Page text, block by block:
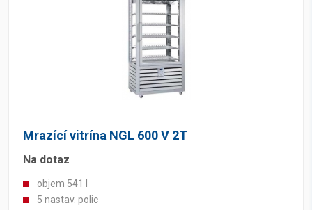
Mrazící vitrína NGL 600 V 2T
Na dotaz
objem 541 l
5 nastav. polic